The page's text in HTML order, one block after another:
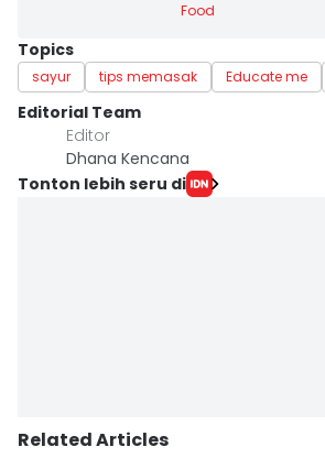
Food
Topics
sayur tips memasak Educate me
Editorial Team
Editor
Dhana Kencana
Tonton lebih seru di
Related Articles